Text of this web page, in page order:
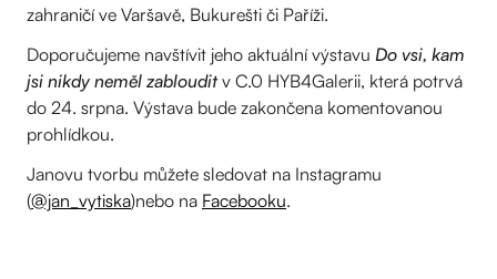
zahraničí ve Varšavě, Bukurešti či Paříži.
Doporučujeme navštívit jeho aktuální výstavu Do vsi, kam
jsi nikdy neměl zablouditv C.0 HYB4Galerii, která potrvá
do 24. srpna. Výstava bude zakončena komentovanou
prohlídkou.
Janovu tvorbu můžete sledovat na Instagramu
(@jan_vytiska)nebo na Facebooku.